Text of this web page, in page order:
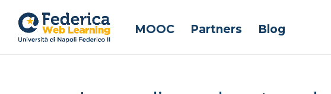
MOOC Partners Blog